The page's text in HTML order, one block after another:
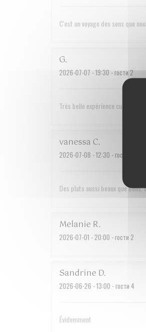
C'est un voyage des sens que
G
2026-07-07 - 19:30 - гости 2
Très belle expérience culinaire.
vanessa C
2026-07-08 - 12:30 - гости 2
Des plats aussi beaux que
Melanie R
2026-07-01 - 20:00 - гости 2
Sandrine D
2026-06-26 - 13:00 - гости 4
Évidemment